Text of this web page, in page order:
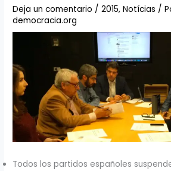
Deja un comentario /2015,Notícias /
democracia.org
Todos los partidos españoles